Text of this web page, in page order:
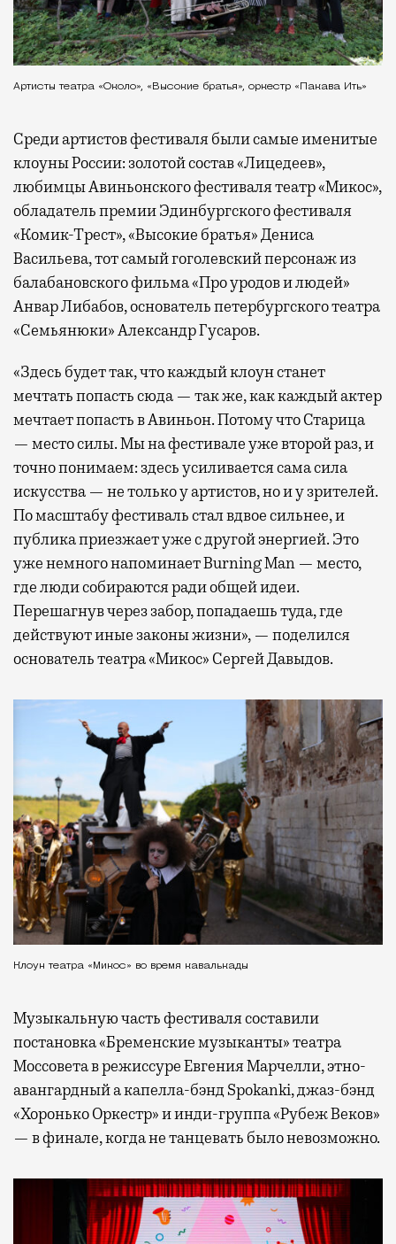
Артисты театра «Около», «Высокие братья», оркестр «Пакава Ить»
Среди артистов фестиваля были самые именитые
клоуны России: золотой состав «Лицедеев»,
любимцы Авиньонского фестиваля театр «Микос»,
обладатель премии Эдинбургского фестиваля
«Комик-Трест», «Высокие братья» Дениса
Васильева, тот самый гоголевский персонаж из
балабановского фильма «Про уродов и людей»
Анвар Либабов, основатель петербургского театра
«Семьянюки» Александр Гусаров.
«Здесь будет так, что каждый клоун станет
мечтать попасть сюда — так же, как каждый актер
мечтает попасть в Авиньон. Потому что Старица
— место силы. Мы на фестивале уже второй раз, и
точно понимаем: здесь усиливается сама сила
искусства — не только у артистов, но и у зрителей.
По масштабу фестиваль стал вдвое сильнее, и
публика приезжает уже с другой энергией. Это
уже немного напоминает Burning Man — место,
где люди собираются ради общей идеи.
Перешагнув через забор, попадаешь туда, где
действуют иные законы жизни», — поделился
основатель театра «Микос» Сергей Давыдов.
Клоун театра «Микос» во время кавалькады
Музыкальную часть фестиваля составили
постановка «Бременские музыканты» театра
Моссовета в режиссуре Евгения Марчелли, этно-
авангардный а капелла-бэнд Spokanki, джаз-бэнд
«Хоронько Оркестр» и инди-группа «Рубеж Веков»
— в финале, когда не танцевать было невозможно.